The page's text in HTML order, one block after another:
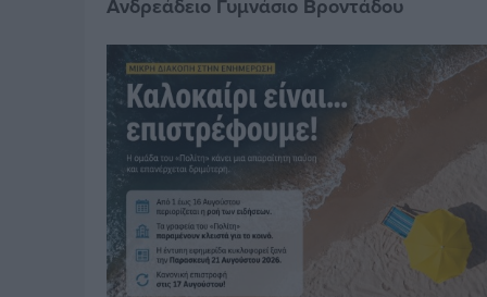
Ανδρεάδειο Γυμνάσιο Βροντάδου